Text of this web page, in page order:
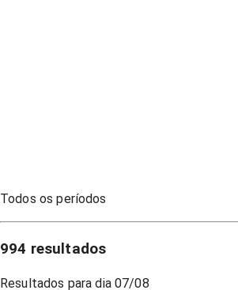
Todos os períodos
994 resultados
Resultados para dia07/08